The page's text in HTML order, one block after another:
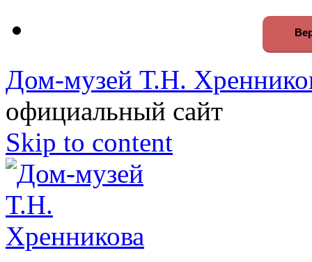
Дом-музей Т.Н.
официальный сайт
Skip to content